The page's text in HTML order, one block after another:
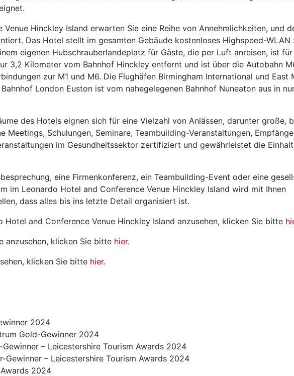
Hinckley Island erwarten Sie eine Reihe von Annehmlichkeiten, und
Das Hotel stellt im gesamten Gebäude kostenloses Highspeed-WLAN
eigenen Hubschrauberlandeplatz für Gäste, die per Luft anreisen, ist
3,2 Kilometer vom Bahnhof Hinckley entfernt und ist über die Autobahn
zur M1 und M6. Die Flughäfen Birmingham International und East
London Euston ist vom nahegelegenen Bahnhof Nuneaton aus in
des Hotels eignen sich für eine Vielzahl von Anlässen, darunter große,
Meetings, Schulungen, Seminare, Teambuilding-Veranstaltungen,
im Gesundheitssektor zertifiziert und gewährleistet die
eine Firmenkonferenz, ein Teambuilding-Event oder eine
im Leonardo Hotel and Conference Venue Hinckley Island wird mit Ihnen
dass alles bis ins letzte Detail organisiert ist.
and Conference Venue Hinckley Island anzusehen, klicken Sie bitte
anzusehen, klicken Sie bitte hier.
klicken Sie bitte hier.
2024
Gold-Gewinner 2024
– Leicestershire Tourism Awards 2024
Gewinner – Leicestershire Tourism Awards 2024
2024